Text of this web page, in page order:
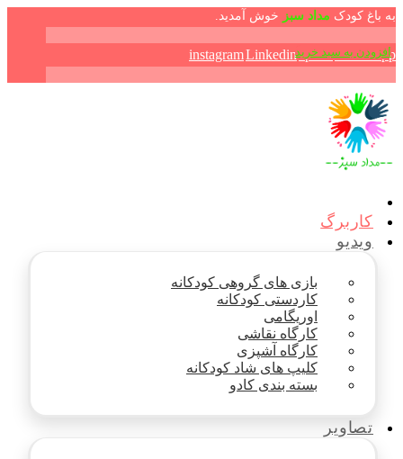
به باغ کودک مداد سبز خوش آمدید.
instagramLinkedinaparatWhatsApp
کاربرگ
ویدیو
بازی های گروهی کودکانه
کاردستی کودکانه
اوریگامی
کارگاه نقاشی
کارگاه آشپزی
کلیپ های شاد کودکانه
بسته بندی کادو
تصاویر
افزودن به سبد خرید
افزودن به سبد خرید
افزودن به سبد خرید
افزودن به سبد خرید
افزودن به سبد خرید
افزودن به سبد خرید